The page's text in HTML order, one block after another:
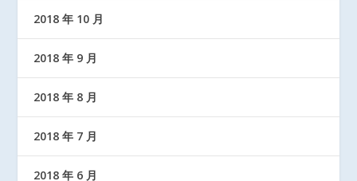
2018 年 10 月
2018 年 9 月
2018 年 8 月
2018 年 7 月
2018 年 6 月